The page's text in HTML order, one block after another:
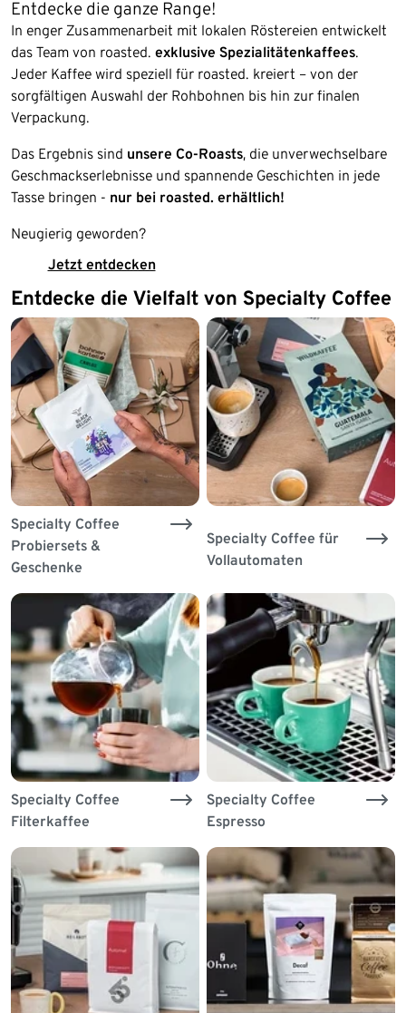
Entdecke die ganze Range!
In enger Zusammenarbeit mit lokalen Röstereien entwickelt
das Team von roasted. exklusive Spezialitätenkaffees.
Jeder Kaffee wird speziell für roasted. kreiert – von der
sorgfältigen Auswahl der Rohbohnen bis hin zur finalen
Verpackung.
Das Ergebnis sind unsere Co-Roasts, die unverwechselbare
Geschmackserlebnisse und spannende Geschichten in jede
Tasse bringen - nur bei roasted. erhältlich!
Neugierig geworden?
Jetzt entdecken
Entdecke die Vielfalt von Specialty Coffee
Specialty Coffee
Probiersets &
Geschenke
Specialty Coffee für
Vollautomaten
Specialty Coffee
Filterkaffee
Specialty Coffee
Espresso